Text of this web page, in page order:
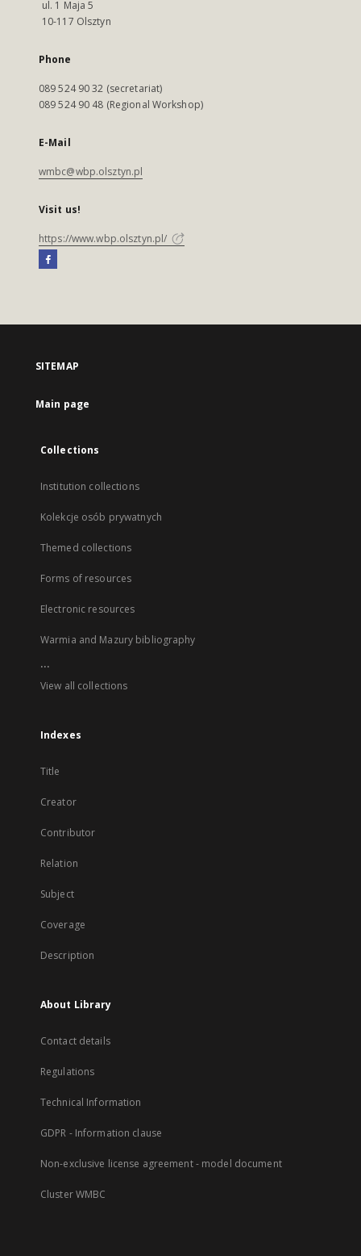
ul. 1 Maja 5
10-117 Olsztyn
Phone
089 524 90 32 (secretariat)
089 524 90 48 (Regional Workshop)
E-Mail
wmbc@wbp.olsztyn.pl
Visit us!
https://www.wbp.olsztyn.pl/
SITEMAP
Main page
Collections
Institution collections
Kolekcje osób prywatnych
Themed collections
Forms of resources
Electronic resources
Warmia and Mazury bibliography
...
View all collections
Indexes
Title
Creator
Contributor
Relation
Subject
Coverage
Description
About Library
Contact details
Regulations
Technical Information
GDPR - Information clause
Non-exclusive license agreement - model document
Cluster WMBC